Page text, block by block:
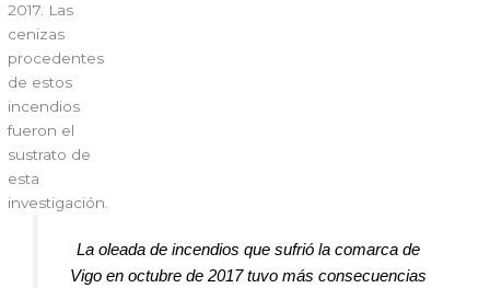
2017. Las
cenizas
procedentes
de estos
incendios
fueron el
sustrato de
esta
investigación.
La oleada de incendios que sufrió la comarca de
Vigo en octubre de 2017 tuvo más consecuencias